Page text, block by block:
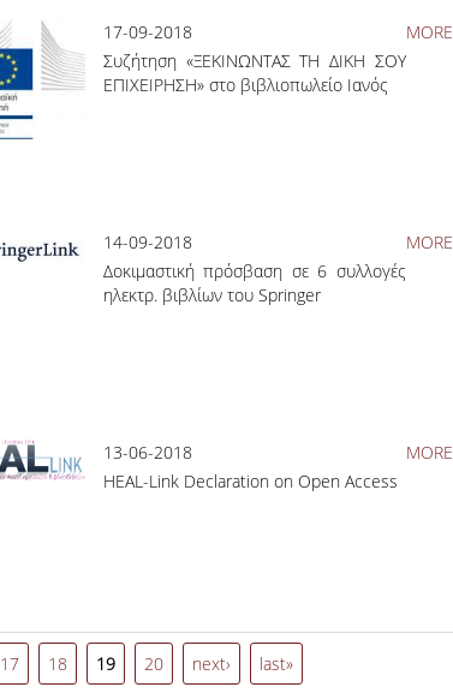
17-09-2018
Συζήτηση «ΞΕΚΙΝΩΝΤΑΣ ΤΗ ΔΙΚΗ ΣΟΥ
ΕΠΙΧΕΙΡΗΣΗ» στο βιβλιοπωλείο Ιανός
MORE
14-09-2018
Δοκιμαστική πρόσβαση σε 6 συλλογές
ηλεκτρ. βιβλίων του Springer
MORE
13-06-2018
HEAL-Link Declaration on Open Access
MORE
17 18 19 20 next› last»